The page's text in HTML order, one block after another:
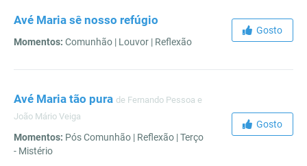
Avé Maria sê nosso refúgio
Momentos: Comunhão | Louvor | Reflexão
Gosto
Avé Maria tão pura de Fernando Pessoa e
João Mário Veiga
Momentos: Pós Comunhão | Reflexão | Terço
- Mistério
Gosto